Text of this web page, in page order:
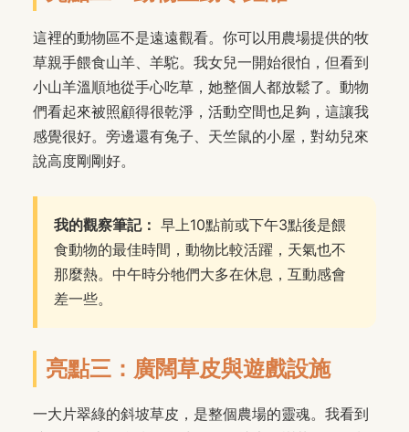
這裡的動物區不是遠遠觀看。你可以用農場提供的牧
草親手餵食山羊、羊駝。我女兒一開始很怕，但看到
小山羊溫順地從手心吃草，她整個人都放鬆了。動物
們看起來被照顧得很乾淨，活動空間也足夠，這讓我
感覺很好。旁邊還有兔子、天竺鼠的小屋，對幼兒來
說高度剛剛好。
我的觀察筆記： 早上10點前或下午3點後是餵
食動物的最佳時間，動物比較活躍，天氣也不
那麼熱。中午時分牠們大多在休息，互動感會
差一些。
亮點三：廣闊草皮與遊戲設施
一大片翠綠的斜坡草皮，是整個農場的靈魂。我看到